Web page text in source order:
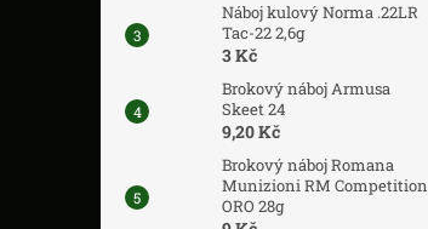
Náboj kulový Norma .22LR
Tac-22 2,6g
3 Kč
Brokový náboj Armusa
Skeet 24
9,20 Kč
Brokový náboj Romana
Munizioni RM Competition
ORO 28g